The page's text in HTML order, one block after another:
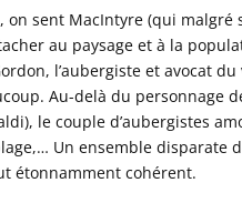
on sent MacIntyre (qui malgré
au paysage et à la
l’aubergiste et avocat du
Au-delà du personnage
le couple d’aubergistes
Un ensemble disparate
étonnamment cohérent.